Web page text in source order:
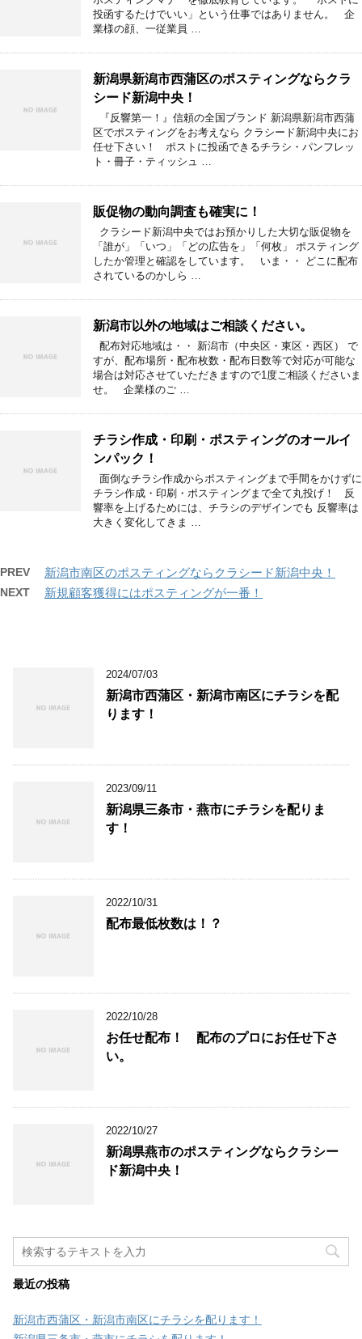
投函するたけでいい」という仕事ではありません。 企
業様の顔、一従業員 …
新潟県新潟市西蒲区のポスティングならクラ
シード新潟中央！
『反響第一！』信頼の全国ブランド 新潟県新潟市西蒲
区でポスティングをお考えなら クラシード新潟中央にお
任せ下さい！ ポストに投函できるチラシ・パンフレッ
ト・冊子・ティッシュ …
販促物の動向調査も確実に！
クラシード新潟中央ではお預かりした大切な販促物を
「誰が」「いつ」「どの広告を」「何枚」 ポスティング
したか管理と確認をしています。 いま・・ どこに配布
されているのかしら …
新潟市以外の地域はご相談ください。
配布対応地域は・・ 新潟市（中央区・東区・西区） で
すが、配布場所・配布枚数・配布日数等で対応が可能な
場合は対応させていただきますので1度ご相談くださいま
せ。 企業様のご …
チラシ作成・印刷・ポスティングのオールイ
ンパック！
面倒なチラシ作成からポスティングまで手間をかけずに
チラシ作成・印刷・ポスティングまで全て丸投げ！ 反
響率を上げるためには、チラシのデザインでも 反響率は
大きく変化してきま …
PREV 新潟市南区のポスティングならクラシード新潟中央！
NEXT 新規顧客獲得にはポスティングが一番！
2024/07/03
新潟市西蒲区・新潟市南区にチラシを配
ります！
2023/09/11
新潟県三条市・燕市にチラシを配りま
す！
2022/10/31
配布最低枚数は！？
2022/10/28
お任せ配布！ 配布のプロにお任せ下さ
い。
2022/10/27
新潟県燕市のポスティングならクラシー
ド新潟中央！
最近の投稿
新潟市西蒲区・新潟市南区にチラシを配ります！